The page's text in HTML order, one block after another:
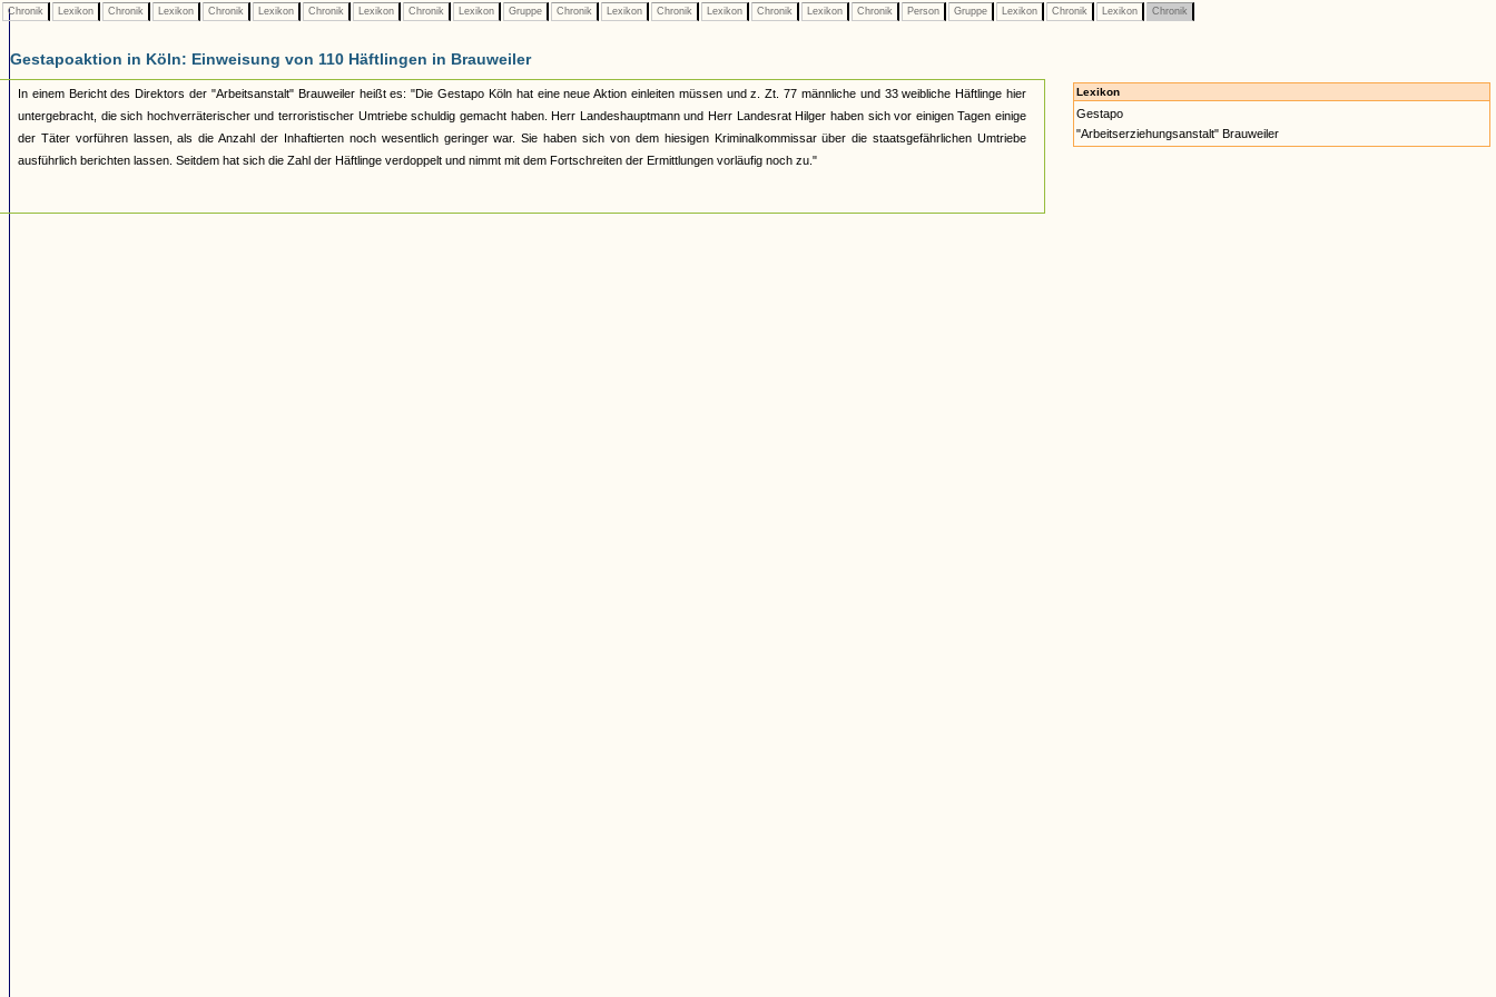
Chronik Lexikon Chronik Lexikon Chronik Lexikon Chronik Lexikon Chronik Lexikon Gruppe Chronik Lexikon Chronik Lexikon Chronik Lexikon Chronik Person Gruppe Lexikon Chronik Lexikon Chronik
Gestapoaktion in Köln: Einweisung von 110 Häftlingen in Brauweiler
In einem Bericht des Direktors der "Arbeitsanstalt" Brauweiler heißt es: "Die Gestapo Köln hat eine neue Aktion einleiten müssen und z. Zt. 77 männliche und 33 weibliche Häftlinge hier
untergebracht, die sich hochverräterischer und terroristischer Umtriebe schuldig gemacht haben. Herr Landeshauptmann und Herr Landesrat Hilger haben sich vor einigen Tagen einige
der Täter vorführen lassen, als die Anzahl der Inhaftierten noch wesentlich geringer war. Sie haben sich von dem hiesigen Kriminalkommissar über die staatsgefährlichen Umtriebe
ausführlich berichten lassen. Seitdem hat sich die Zahl der Häftlinge verdoppelt und nimmt mit dem Fortschreiten der Ermittlungen vorläufig noch zu."
Lexikon
Gestapo
"Arbeitserziehungsanstalt" Brauweiler